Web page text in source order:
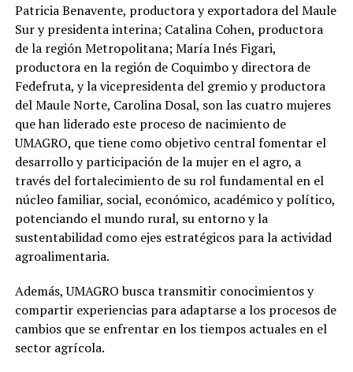
Patricia Benavente, productora y exportadora del Maule
Sur y presidenta interina; Catalina Cohen, productora
de la región Metropolitana; María Inés Figari,
productora en la región de Coquimbo y directora de
Fedefruta, y la vicepresidenta del gremio y productora
del Maule Norte, Carolina Dosal, son las cuatro mujeres
que han liderado este proceso de nacimiento de
UMAGRO, que tiene como objetivo central fomentar el
desarrollo y participación de la mujer en el agro, a
través del fortalecimiento de su rol fundamental en el
núcleo familiar, social, económico, académico y político,
potenciando el mundo rural, su entorno y la
sustentabilidad como ejes estratégicos para la actividad
agroalimentaria.
Además, UMAGRO busca transmitir conocimientos y
compartir experiencias para adaptarse a los procesos de
cambios que se enfrentar en los tiempos actuales en el
sector agrícola.